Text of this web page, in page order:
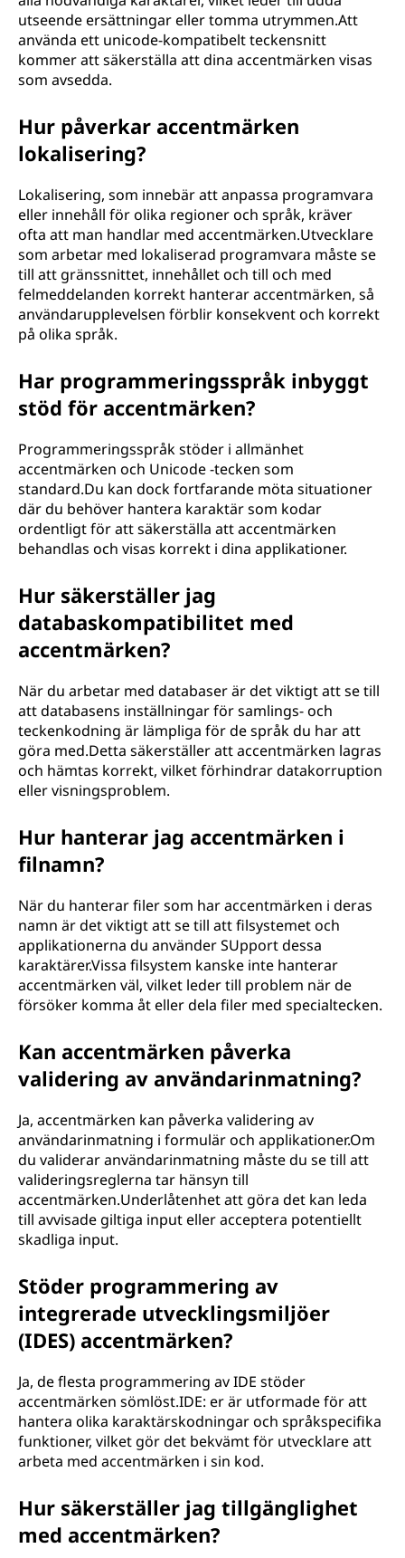
utseende ersättningar eller tomma utrymmen.Att
använda ett unicode-kompatibelt teckensnitt
kommer att säkerställa att dina accentmärken visas
som avsedda.
Hur påverkar accentmärken
lokalisering?
Lokalisering, som innebär att anpassa programvara
eller innehåll för olika regioner och språk, kräver
ofta att man handlar med accentmärken.Utvecklare
som arbetar med lokaliserad programvara måste se
till att gränssnittet, innehållet och till och med
felmeddelanden korrekt hanterar accentmärken, så
användarupplevelsen förblir konsekvent och korrekt
på olika språk.
Har programmeringsspråk inbyggt
stöd för accentmärken?
Programmeringsspråk stöder i allmänhet
accentmärken och Unicode -tecken som
standard.Du kan dock fortfarande möta situationer
där du behöver hantera karaktär som kodar
ordentligt för att säkerställa att accentmärken
behandlas och visas korrekt i dina applikationer.
Hur säkerställer jag
databaskompatibilitet med
accentmärken?
När du arbetar med databaser är det viktigt att se till
att databasens inställningar för samlings- och
teckenkodning är lämpliga för de språk du har att
göra med.Detta säkerställer att accentmärken lagras
och hämtas korrekt, vilket förhindrar datakorruption
eller visningsproblem.
Hur hanterar jag accentmärken i
filnamn?
När du hanterar filer som har accentmärken i deras
namn är det viktigt att se till att filsystemet och
applikationerna du använder SUpport dessa
karaktärer.Vissa filsystem kanske inte hanterar
accentmärken väl, vilket leder till problem när de
försöker komma åt eller dela filer med specialtecken.
Kan accentmärken påverka
validering av användarinmatning?
Ja, accentmärken kan påverka validering av
användarinmatning i formulär och applikationer.Om
du validerar användarinmatning måste du se till att
valideringsreglerna tar hänsyn till
accentmärken.Underlåtenhet att göra det kan leda
till avvisade giltiga input eller acceptera potentiellt
skadliga input.
Stöder programmering av
integrerade utvecklingsmiljöer
(IDES) accentmärken?
Ja, de flesta programmering av IDE stöder
accentmärken sömlöst.IDE: er är utformade för att
hantera olika karaktärskodningar och språkspecifika
funktioner, vilket gör det bekvämt för utvecklare att
arbeta med accentmärken i sin kod.
Hur säkerställer jag tillgänglighet
med accentmärken?